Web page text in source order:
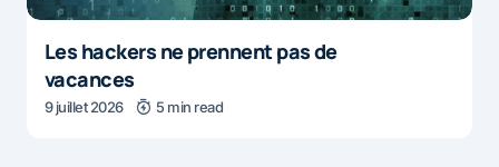
Les hackers ne prennent pas de
vacances
9 juillet 2026 5 min read